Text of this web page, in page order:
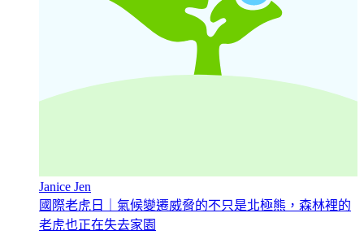
Janice Jen
國際老虎日｜氣候變遷威脅的不只是北極熊，森林裡的
老虎也正在失去家園